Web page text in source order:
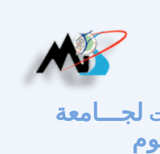
الصفحة الرئيسية
تسجيل الدخول
لجـــامعة